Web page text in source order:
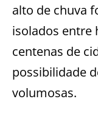
alto de chuva
isolados entre
centenas de
possibilidade
volumosas.